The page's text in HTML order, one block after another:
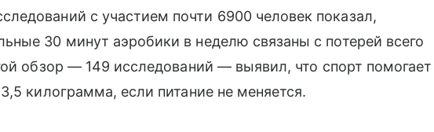
с участием почти 6900 человек показал,
30 минут аэробики в неделю связаны с потерей всего
обзор — 149 исследований — выявил, что спорт помогает
килограмма, если питание не меняется.